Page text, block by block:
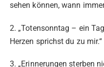
sehen können, wann
2. „Totensonntag – ein
Herzen sprichst du zu mir.“
3. „Erinnerungen sterben